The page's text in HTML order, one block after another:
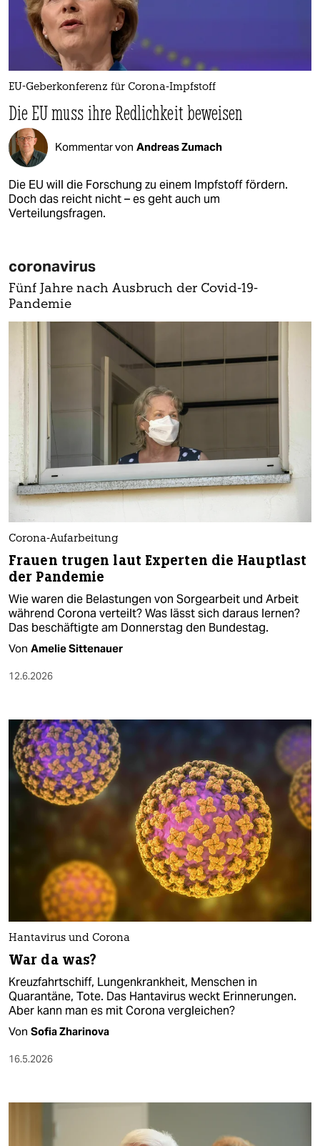
EU-Geberkonferenz für Corona-Impfstoff
Die EU muss ihre Redlichkeit beweisen
Kommentar von Andreas Zumach
Die EU will die Forschung zu einem Impfstoff fördern.
Doch das reicht nicht – es geht auch um
Verteilungsfragen.
coronavirus
Fünf Jahre nach Ausbruch der Covid-19-
Pandemie
Corona-Aufarbeitung
Frauen trugen laut Experten die Hauptlast
der Pandemie
Wie waren die Belastungen von Sorgearbeit und Arbeit
während Corona verteilt? Was lässt sich daraus lernen?
Das beschäftigte am Donnerstag den Bundestag.
Von Amelie Sittenauer
12.6.2026
Hantavirus und Corona
War da was?
Kreuzfahrtschiff, Lungenkrankheit, Menschen in
Quarantäne, Tote. Das Hantavirus weckt Erinnerungen.
Aber kann man es mit Corona vergleichen?
Von Sofia Zharinova
16.5.2026